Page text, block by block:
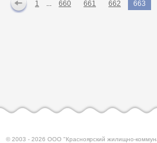
1 ... 660 661 662 663
© 2003 - 2026 ООО "Красноярский жилищно-